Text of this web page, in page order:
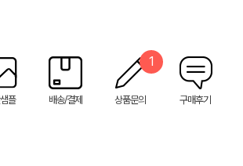
플 배송/결제 상품문의
1
구매후기